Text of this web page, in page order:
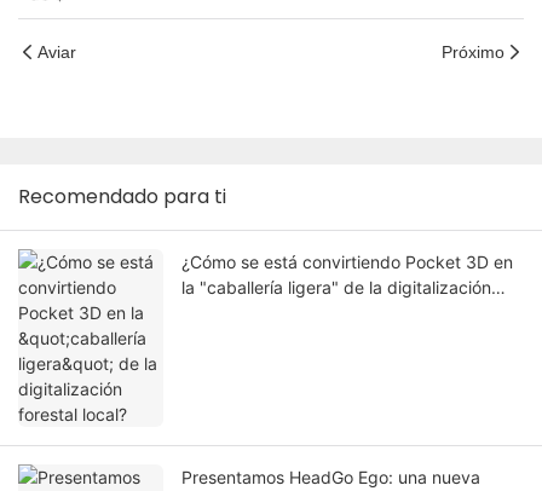
Aviar Próximo
Recomendado para ti
¿Cómo se está convirtiendo Pocket 3D en
la "caballería ligera" de la digitalización
Presentamos HeadGo Ego: una nueva